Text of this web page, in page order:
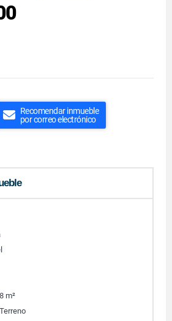
Recomendar inmueble
por correo electrónico
m²
Terreno